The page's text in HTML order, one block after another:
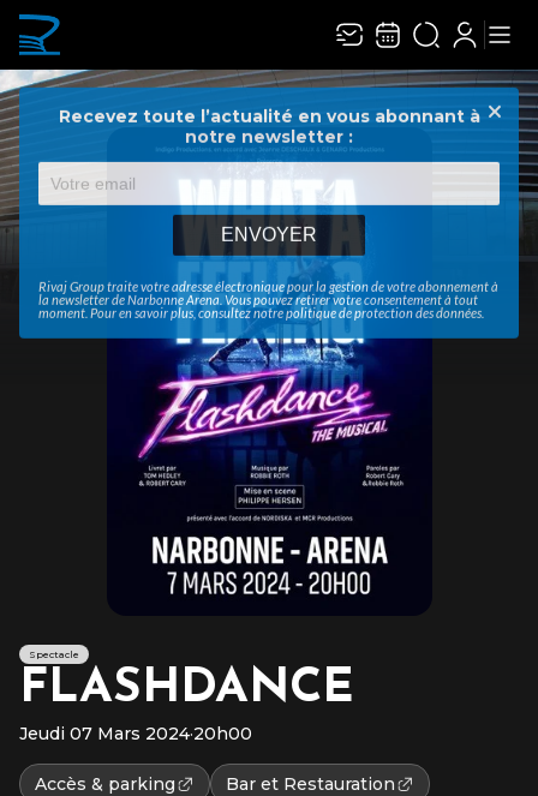
Recevez toute l’actualité en vous abonnant à
notre newsletter :
ENVOYER
Rivaj Group traite votre adresse électronique pour la gestion de votre abonnement à
la newsletter deNarbonne Arena. Vous pouvez retirer votre consentement à tout
moment. Pour en savoir plus, consultez notrepolitique de protection des données.
Spectacle
FLASHDANCE
Jeudi 07 Mars 2024·20h00
Accès & parking
Bar et Restauration